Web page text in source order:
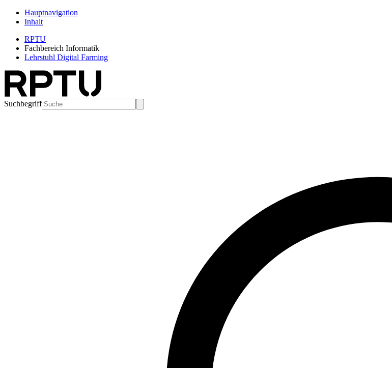
Hauptnavigation
Inhalt
RPTU
Fachbereich Informatik
Lehrstuhl Digital Farming
Suchbegriff